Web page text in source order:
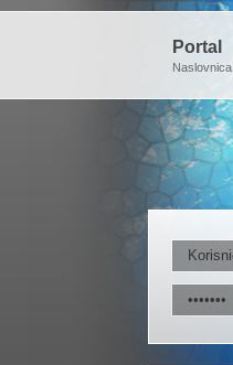
Portal
Naslovnica